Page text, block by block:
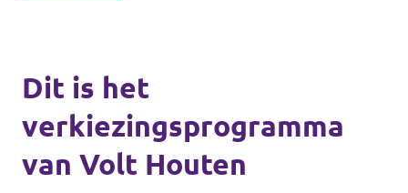
Dit is het
verkiezingsprogramma
van Volt Houten